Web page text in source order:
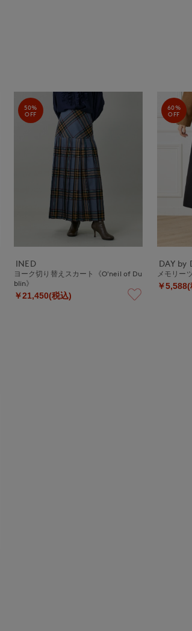
50%
OFF
INED
ヨーク切り替えスカート《O'neil of Du
blin》
￥21,450(税込)
60%
OFF
DAY
メモリー
￥